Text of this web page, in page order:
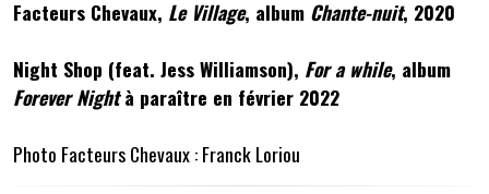
Facteurs Chevaux, Le Village, album Chante-nuit, 2020
Night Shop (feat. Jess Williamson), For a while, album
Forever Nightà paraître en février 2022
Photo Facteurs Chevaux : Franck Loriou